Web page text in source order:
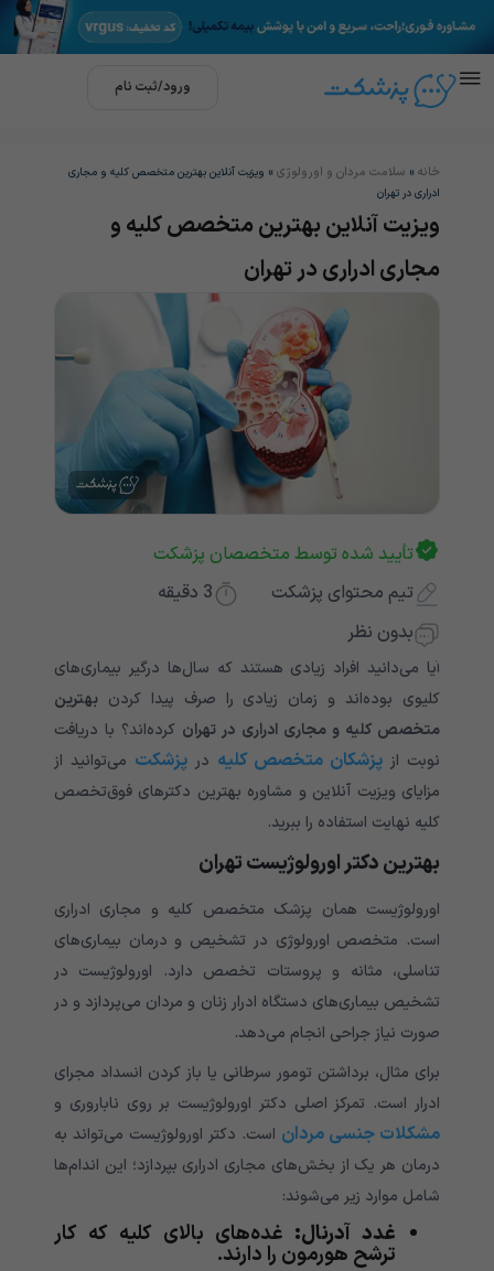
ورود/ثبت نام
خانه » سلامت مردان و اورولوژی » ویزیت آنلاین بهترین متخصص کلیه و مجاری
ادراری در تهران
ویزیت آنلاین بهترین متخصص کلیه و
مجاری ادراری در تهران
تأیید شده توسط متخصصان پزشکت
تیم محتوای پزشکت
3 دقیقه
بدون نظر
آیا می‌دانید افراد زیادی هستند که سال‌ها درگیر بیماری‌های
کلیوی بوده‌اند و زمان زیادی را صرف پیدا کردن بهترین
متخصص کلیه و مجاری ادراری در تهران کرده‌اند؟ با دریافت
نوبت از پزشکان متخصص کلیه درپزشکت می‌توانید از
مزایای ویزیت آنلاین و مشاوره بهترین دکترهای فوق‌تخصص
کلیه نهایت استفاده را ببرید.
بهترین دکتر اورولوژیست تهران
اورولوژیست همان پزشک متخصص کلیه و مجاری ادراری
است. متخصص اورولوژی در تشخیص و درمان بیماری‌های
تناسلی، مثانه و پروستات تخصص دارد. اورولوژیست در
تشخیص بیماری‌های دستگاه ادرار زنان و مردان می‌پردازد و در
صورت نیاز جراحی انجام می‌دهد.
برای مثال، برداشتن تومور سرطانی یا باز کردن انسداد مجرای
ادرار است. تمرکز اصلی دکتر اورولوژیست بر روی ناباروری و
مشکلات جنسی مردان است. دکتر اورولوژیست می‌تواند به
درمان هر یک از بخش‌های مجاری ادراری بپردازد؛ این اندام‌ها
شامل موارد زیر می‌شوند:
غدد آدرنال: غده‌های بالای کلیه که کار
ترشح هورمون را دارند.